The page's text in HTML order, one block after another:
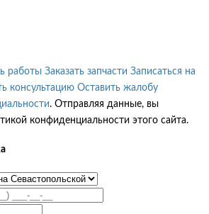
работы Заказать запчасти Записаться на
консультацию Оставить жалобу
. Отправляя данные, вы
конфиденциальности этого сайта.